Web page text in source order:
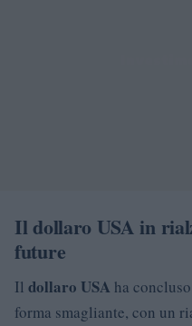
Il dollaro USA in
future
Il dollaro USA ha
forma smagliante, con un